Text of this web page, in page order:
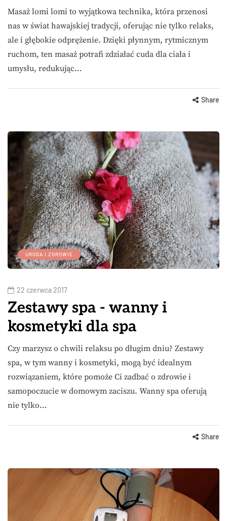
Masaż lomi lomi to wyjątkowa technika, która przenosi
nas w świat hawajskiej tradycji, oferując nie tylko relaks,
ale i głębokie odprężenie. Dzięki płynnym, rytmicznym
ruchom, ten masaż potrafi zdziałać cuda dla ciała i
umysłu, redukując…
Share
URODA I ZDROWIE
22 czerwca 2017
Zestawy spa - wanny i
kosmetyki dla spa
Czy marzysz o chwili relaksu po długim dniu? Zestawy
spa, w tym wanny i kosmetyki, mogą być idealnym
rozwiązaniem, które pomoże Ci zadbać o zdrowie i
samopoczucie w domowym zaciszu. Wanny spa oferują
nie tylko…
Share